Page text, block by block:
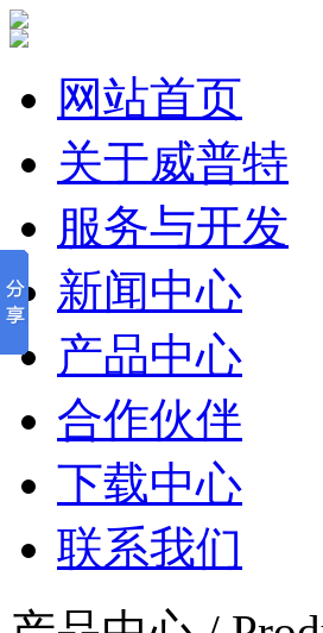
网站首页
关于威普特
服务与开发
新闻中心
产品中心
合作伙伴
下载中心
联系我们